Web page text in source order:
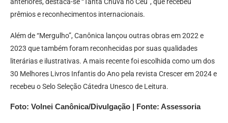
anteriores, destaca-se “Tanta Chuva no Céu”, que recebeu
prêmios e reconhecimentos internacionais.
Além de “Mergulho”, Canônica lançou outras obras em 2022 e
2023 que também foram reconhecidas por suas qualidades
literárias e ilustrativas. A mais recente foi escolhida como um dos
30 Melhores Livros Infantis do Ano pela revista Crescer em 2024 e
recebeu o Selo Seleção Cátedra Unesco de Leitura.
Foto: Volnei Canônica/Divulgação | Fonte: Assessoria